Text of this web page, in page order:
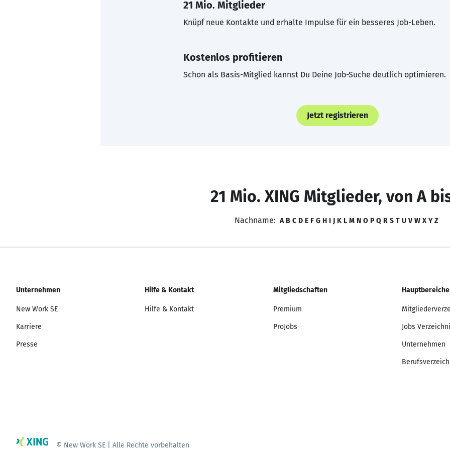
21 Mio. Mitglieder
Knüpf neue Kontakte und erhalte Impulse für ein besseres Job-Leben.
Kostenlos profitieren
Schon als Basis-Mitglied kannst Du Deine Job-Suche deutlich optimieren.
Jetzt registrieren
21 Mio. XING Mitglieder, von A
Nachname: A B C D E F G H I J K L M N O P Q R S T U V W X Y Z
Unternehmen
New Work SE
Karriere
Presse
Hilfe & Kontakt
Hilfe & Kontakt
Mitgliedschaften
Premium
ProJobs
Hauptbereiche
Jobs
Unternehmen
© New Work SE | Alle Rechte vorbehalten